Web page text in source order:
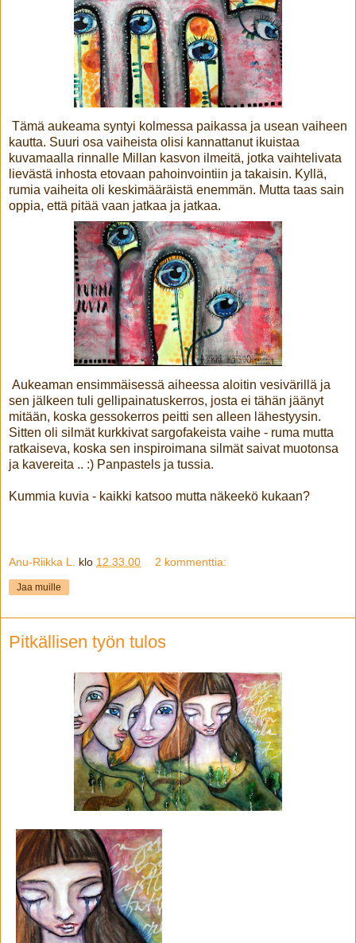
Tämä aukeama syntyi kolmessa paikassa ja usean vaiheen
kautta. Suuri osa vaiheista olisi kannattanut ikuistaa
kuvamaalla rinnalle Millan kasvon ilmeitä, jotka vaihtelivata
lievästä inhosta etovaan pahoinvointiin ja takaisin. Kyllä,
rumia vaiheita oli keskimääräistä enemmän. Mutta taas sain
oppia, että pitää vaan jatkaa ja jatkaa.
Aukeaman ensimmäisessä aiheessa aloitin vesivärillä ja
sen jälkeen tuli gellipainatuskerros, josta ei tähän jäänyt
mitään, koska gessokerros peitti sen alleen lähestyysin.
Sitten oli silmät kurkkivat sargofakeista vaihe - ruma mutta
ratkaiseva, koska sen inspiroimana silmät saivat muotonsa
ja kavereita .. :) Panpastels ja tussia.
Kummia kuvia - kaikki katsoo mutta näkeekö kukaan?
Anu-Riikka L. klo 12.33.00 2 kommenttia:
Jaa muille
Pitkällisen työn tulos